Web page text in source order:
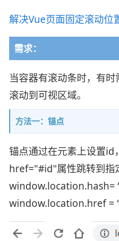
解决Vue页面固定滚动位
需求：
当容器有滚动条时，有
滚动到可视区域。
方法一：锚点
锚点通过在元素上设置id
href="#id"属性跳转到指
window.location.hash=
window.location.href =